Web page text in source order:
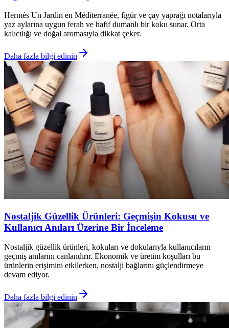
Hermès Un Jardin en Méditerranée, figür ve çay yaprağı notalarıyla
yaz aylarına uygun ferah ve hafif dumanlı bir koku sunar. Orta
kalıcılığı ve doğal aromasıyla dikkat çeker.
Daha fazla bilgi edinin
Nostaljik Güzellik Ürünleri: Geçmişin Kokusu ve
Kullanıcı Anıları Üzerine Bir İnceleme
Nostaljik güzellik ürünleri, kokuları ve dokularıyla kullanıcıların
geçmiş anılarını canlandırır. Ekonomik ve üretim koşulları bu
ürünlerin erişimini etkilerken, nostalji bağlarını güçlendirmeye
devam ediyor.
Daha fazla bilgi edinin